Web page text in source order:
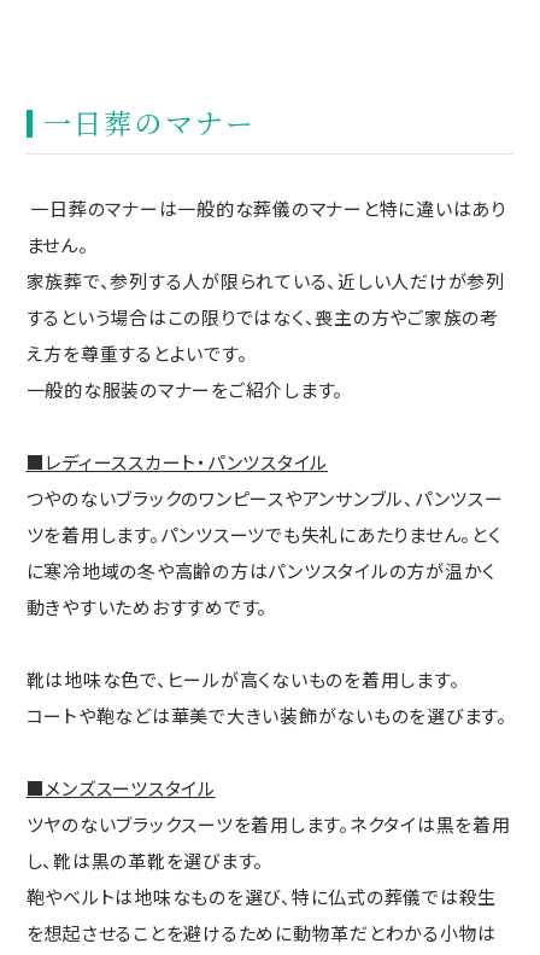
一日葬のマナー
一日葬のマナーは一般的な葬儀のマナーと特に違いはあり
ません。
家族葬で、参列する人が限られている、近しい人だけが参列
するという場合はこの限りではなく、喪主の方やご家族の考
え方を尊重するとよいです。
一般的な服装のマナーをご紹介します。
■レディーススカート・パンツスタイル
つやのないブラックのワンピースやアンサンブル、パンツスー
ツを着用します。パンツスーツでも失礼にあたりません。とく
に寒冷地域の冬や高齢の方はパンツスタイルの方が温かく
動きやすいためおすすめです。
靴は地味な色で、ヒールが高くないものを着用します。
コートや鞄などは華美で大きい装飾がないものを選びます。
■メンズスーツスタイル
ツヤのないブラックスーツを着用します。ネクタイは黒を着用
し、靴は黒の革靴を選びます。
鞄やベルトは地味なものを選び、特に仏式の葬儀では殺生
を想起させることを避けるために動物革だとわかる小物は